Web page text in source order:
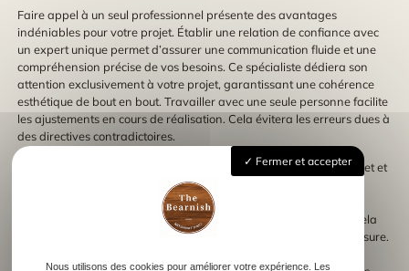
Faire appel à un seul professionnel présente des avantages
indéniables pour votre projet. Établir une relation de confiance avec
un expert unique permet d’assurer une communication fluide et une
compréhension précise de vos besoins. Ce spécialiste dédiera son
attention exclusivement à votre projet, garantissant une cohérence
esthétique de bout en bout. Travailler avec une seule personne facilite
les ajustements en cours de réalisation. Cela évitera les erreurs dues à
des directives contradictoires.
Un unique professionnel connaît bien les spécificités de votre projet et
peut mieux gérer les imprévus. De plus, il offre souvent une plus
grande disponibilité pour discuter des modifications. En s’en
remettant à un expert, vous bénéficiez d’un suivi personnalisé. Cela
optimise le déroulement et la qualité de votre bibliothèque sur mesure.
Fermer et accepter
Nous utilisons des cookies pour améliorer votre expérience. Les